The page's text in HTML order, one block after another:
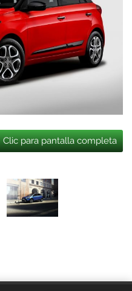
Clic para pantalla completa